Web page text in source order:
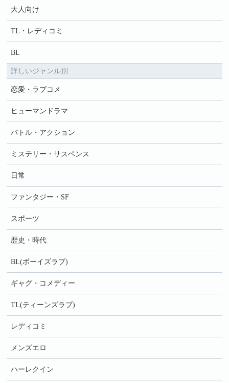
大人向け
TL・レディコミ
BL
詳しいジャンル別
恋愛・ラブコメ
ヒューマンドラマ
バトル・アクション
ミステリー・サスペンス
日常
ファンタジー・SF
スポーツ
歴史・時代
BL(ボーイズラブ)
ギャグ・コメディー
TL(ティーンズラブ)
レディコミ
メンズエロ
ハーレクイン